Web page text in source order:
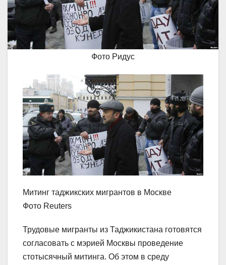
Фото Ридус
Митинг таджикских мигрантов в Москве
Фото Reuters
Трудовые мигранты из Таджикистана готовятся
согласовать с мэрией Москвы проведение
стотысячный митинга. Об этом в среду